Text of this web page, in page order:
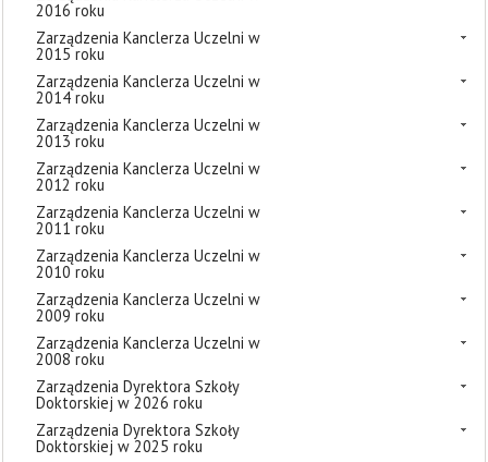
2016 roku
Zarządzenia Kanclerza Uczelni w
2015 roku
Zarządzenia Kanclerza Uczelni w
2014 roku
Zarządzenia Kanclerza Uczelni w
2013 roku
Zarządzenia Kanclerza Uczelni w
2012 roku
Zarządzenia Kanclerza Uczelni w
2011 roku
Zarządzenia Kanclerza Uczelni w
2010 roku
Zarządzenia Kanclerza Uczelni w
2009 roku
Zarządzenia Kanclerza Uczelni w
2008 roku
Zarządzenia Dyrektora Szkoły
Doktorskiej w 2026 roku
Zarządzenia Dyrektora Szkoły
Doktorskiej w 2025 roku